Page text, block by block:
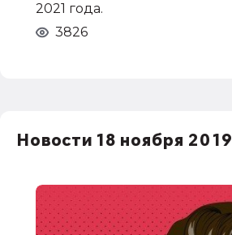
2021 года.
3826
Новости 18 ноября 2019